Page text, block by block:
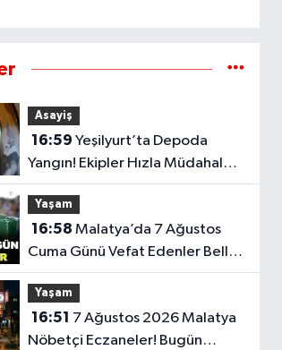
Asayiş
16:59
Yangın! Ekipler Hızla Müdahale
Etti
Yaşam
16:58
Cuma Günü Vefat Edenler Belli
Oldu
Yaşam
16:51
Nöbetçi Eczaneler! Bugün